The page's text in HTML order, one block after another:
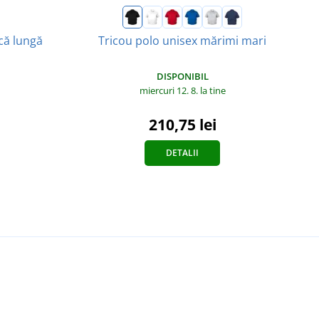
lungă
Tricou polo unisex mărimi mari
DISPONIBIL
miercuri 12. 8. la tine
210,75 lei
DETALII